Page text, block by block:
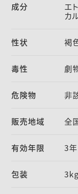
成分 エ
カ
性状 褐
毒性 劇
危険物 非
販売地域 全
有効年限 3年
包装